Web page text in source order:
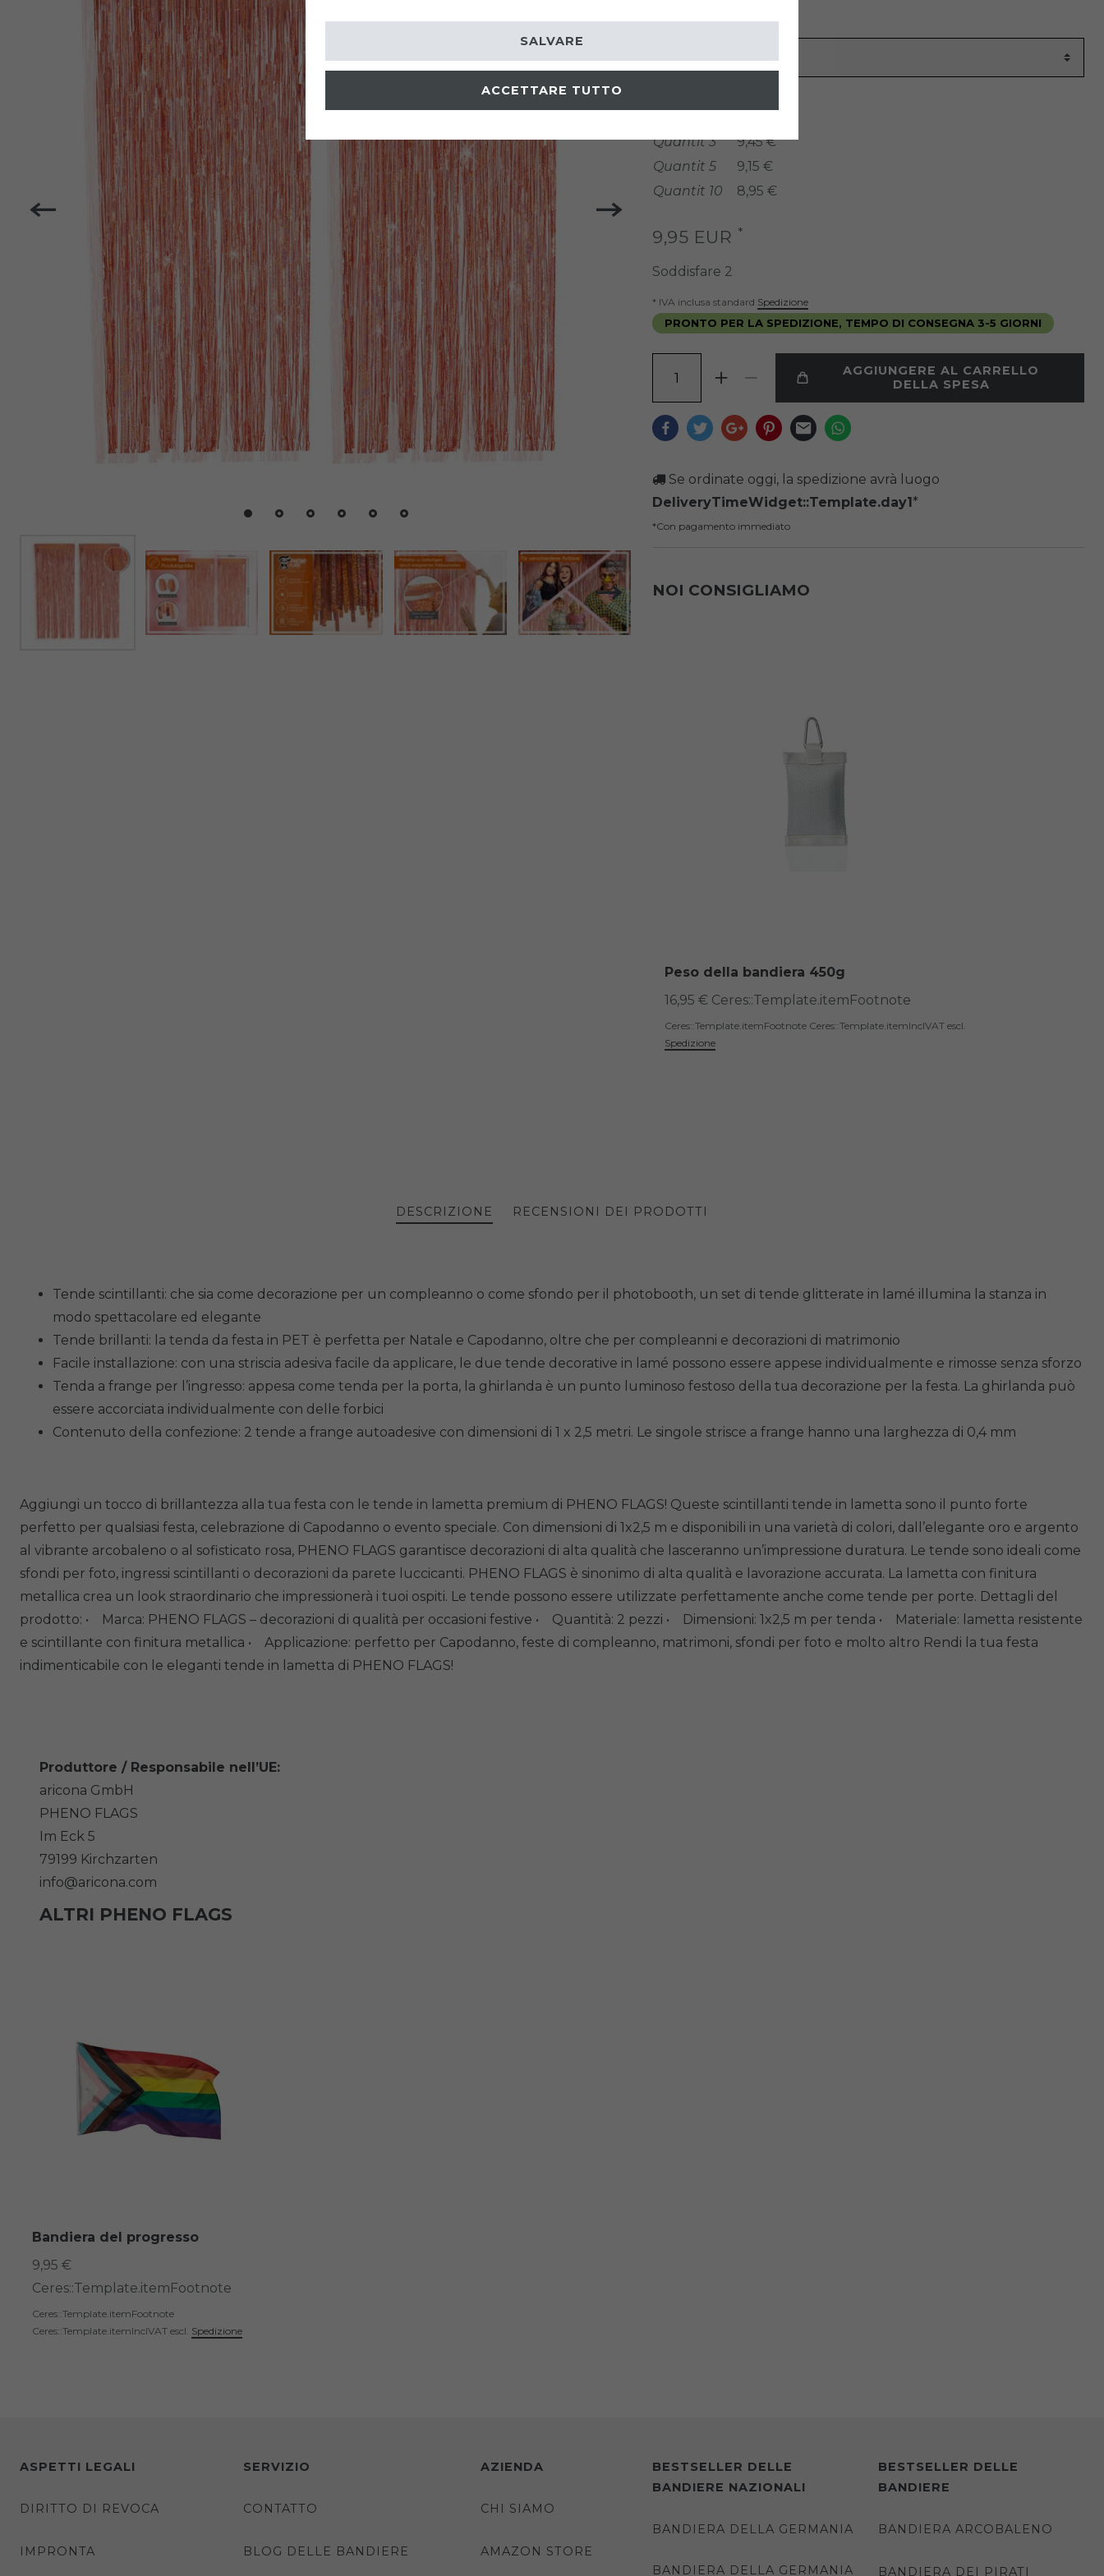
Codice articolo1070
Quantit 3
9,45 €
Quantit 5
9,15 €
Quantit 10
8,95 €
9,95 EUR *
Soddisfare 2
* IVA inclusa standard Spedizione
PRONTO PER LA SPEDIZIONE, TEMPO DI CONSEGNA 3-5 GIORNI
AGGIUNGERE AL CARRELLO
DELLA SPESA
Se ordinate oggi, la spedizione avrà luogo
DeliveryTimeWidget::Template.day1*
*Con pagamento immediato
NOI CONSIGLIAMO
Peso della bandiera 450g
16,95 € Ceres::Template.itemFootnote
Ceres::Template.itemFootnote Ceres::Template.itemInclVAT escl.
Spedizione
DESCRIZIONE RECENSIONI DEI PRODOTTI
Tende scintillanti: che sia come decorazione per un compleanno o come sfondo per il photobooth, un set di tende glitterate in lamé illumina la stanza in
modo spettacolare ed elegante
Tende brillanti: la tenda da festa in PET è perfetta per Natale e Capodanno, oltre che per compleanni e decorazioni di matrimonio
Facile installazione: con una striscia adesiva facile da applicare, le due tende decorative in lamé possono essere appese individualmente e rimosse senza sforzo
Tenda a frange per l’ingresso: appesa come tenda per la porta, la ghirlanda è un punto luminoso festoso della tua decorazione per la festa. La ghirlanda può
essere accorciata individualmente con delle forbici
Contenuto della confezione: 2 tende a frange autoadesive con dimensioni di 1 x 2,5 metri. Le singole strisce a frange hanno una larghezza di 0,4 mm
Aggiungi un tocco di brillantezza alla tua festa con le tende in lametta premium di PHENO FLAGS! Queste scintillanti tende in lametta sono il punto forte
perfetto per qualsiasi festa, celebrazione di Capodanno o evento speciale. Con dimensioni di 1x2,5 m e disponibili in una varietà di colori, dall’elegante oro e argento
al vibrante arcobaleno o al sofisticato rosa, PHENO FLAGS garantisce decorazioni di alta qualità che lasceranno un’impressione duratura. Le tende sono ideali come
sfondi per foto, ingressi scintillanti o decorazioni da parete luccicanti. PHENO FLAGS è sinonimo di alta qualità e lavorazione accurata. La lametta con finitura
metallica crea un look straordinario che impressionerà i tuoi ospiti. Le tende possono essere utilizzate perfettamente anche come tende per porte. Dettagli del
prodotto: • Marca: PHENO FLAGS – decorazioni di qualità per occasioni festive • Quantità: 2 pezzi • Dimensioni: 1x2,5 m per tenda • Materiale: lametta resistente
e scintillante con finitura metallica • Applicazione: perfetto per Capodanno, feste di compleanno, matrimoni, sfondi per foto e molto altro Rendi la tua festa
indimenticabile con le eleganti tende in lametta di PHENO FLAGS!
Produttore / Responsabile nell’UE:
aricona GmbH
PHENO FLAGS
Im Eck 5
79199 Kirchzarten
info@aricona.com
ALTRI PHENO FLAGS
Bandiera del progresso
9,95 €
Ceres::Template.itemFootnote
Ceres::Template.itemFootnote
Ceres::Template.itemInclVAT escl. Spedizione
ASPETTI LEGALI
DIRITTO DI REVOCA
IMPRONTA
SERVIZIO
CONTATTO
BLOG DELLE BANDIERE
AZIENDA
CHI SIAMO
AMAZON STORE
BESTSELLER DELLE
BANDIERE NAZIONALI
BANDIERA DELLA GERMANIA
BANDIERA DELLA GERMANIA
BESTSELLER DELLE
BANDIERE
BANDIERA ARCOBALENO
BANDIERA DEI PIRATI
ACCETTARE TUTTO
SALVARE